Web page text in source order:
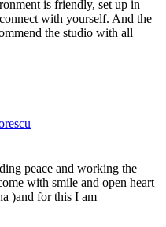
is friendly, set up in
with yourself. And the
the studio with all
peace and working the
with smile and open heart
)and for this I am